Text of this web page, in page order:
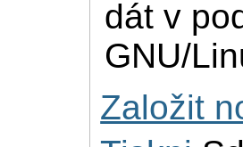
dát v
GNU/
Založit